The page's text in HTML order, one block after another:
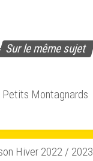
Sur le même sujet
Petits Montagnards
Hiver 2022 / 2023